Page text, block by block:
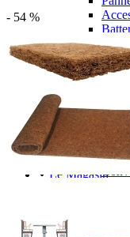
Nouveautés
Déstockage
Ventes Flash
Reconditionnés
Nos
Le Magasin
Concession &
Nos
Nos
- 54 %